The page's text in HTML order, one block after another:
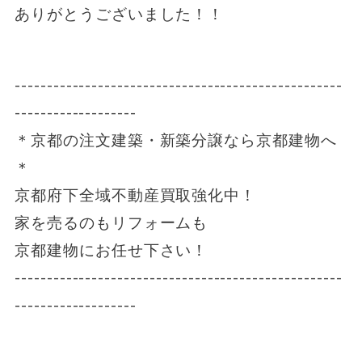
ありがとうございました！！
---------------------------------------------------
-------------------
＊京都の注文建築・新築分譲なら京都建物へ
＊
京都府下全域不動産買取強化中！
家を売るのもリフォームも
京都建物にお任せ下さい！
---------------------------------------------------
-------------------